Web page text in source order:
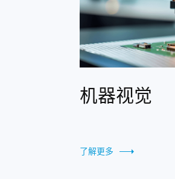
机器视觉
了解更多